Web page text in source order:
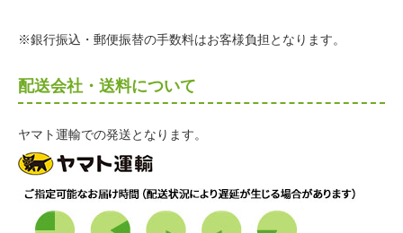
※銀行振込・郵便振替の手数料はお客様負担となります。
配送会社・送料について
ヤマト運輸での発送となります。